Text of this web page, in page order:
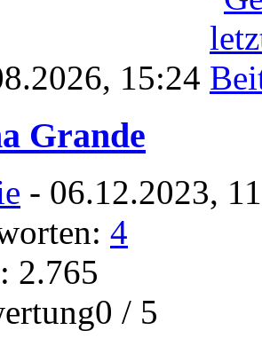
15:24
Grande
- 06.12.2023,
4
2.765
/ 5